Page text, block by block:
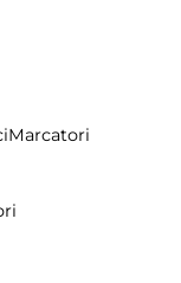
Marcatori